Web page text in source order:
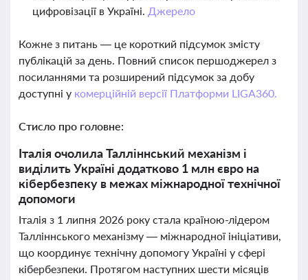
цифровізації в Україні. Джерело
Кожне з питань — це короткий підсумок змісту
публікацій за день. Повний список першоджерел з
посиланнями та розширений підсумок за добу
доступні у комерційній версії Платформи LIGA360.
Стисло про головне:
Італія очолила Талліннський механізм і
виділить Україні додатково 1 млн євро на
кібербезпеку в межах міжнародної технічної
допомоги
Італія з 1 липня 2026 року стала країною-лідером
Талліннського механізму — міжнародної ініціативи,
що координує технічну допомогу Україні у сфері
кібербезпеки. Протягом наступних шести місяців